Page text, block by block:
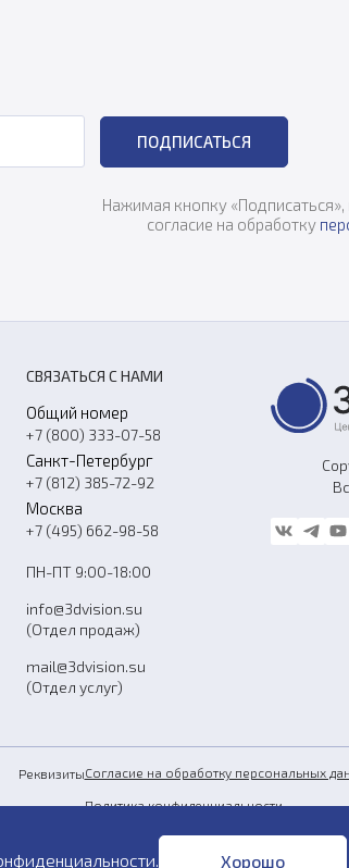
ПОДПИСАТЬСЯ
Нажимая кнопку
согласие на обработку
СВЯЗАТЬСЯ С НАМИ
Общий номер
+7 (800) 333-07-58
Санкт-Петербург
+7 (812) 385-72-92
Москва
+7 (495) 662-98-58
ПН-ПТ 9:00-18:00
info@3dvision.su
(Отдел продаж)
mail@3dvision.su
(Отдел услуг)
РеквизитыСогласие на обработку персональных
Политика конфиденциальности
Публичная оферта
. Хорошо